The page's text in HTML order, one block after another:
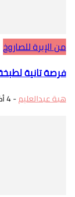
من الإبرة للصاروخ
فرصة تانية
هبة عبدالعليم-4 أكتوبر، 2017